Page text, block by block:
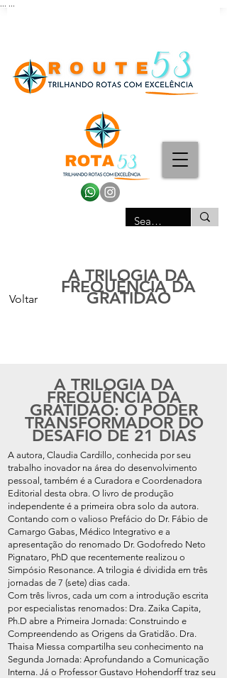
A TRILOGIA DA
FREQUÊNCIA DA
GRATIDÃO
Voltar
A TRILOGIA DA
FREQUÊNCIA DA
GRATIDÃO: O PODER
TRANSFORMADOR DO
DESAFIO DE 21 DIAS
A autora, Claudia Cardillo, conhecida por seu
trabalho inovador na área do desenvolvimento
pessoal, também é a Curadora e Coordenadora
Editorial desta obra. O livro de produção
independente é a primeira obra solo da autora.
Contando com o valioso Prefácio do Dr. Fábio de
Camargo Gabas, Médico Integrativo e a
apresentação do renomado Dr. Godofredo Neto
Pignataro, PhD que recentemente realizou o
Simpósio Resonance. A trilogia é dividida em três
jornadas de 7 (sete) dias cada.
Com três livros, cada um com a introdução escrita
por especialistas renomados: Dra. Zaika Capita,
Ph.D abre a Primeira Jornada: Construindo e
Compreendendo as Origens da Gratidão. Dra.
Thaisa Miessa compartilha seu conhecimento na
Segunda Jornada: Aprofundando a Comunicação
Interna. Já o Professor Gustavo Hohendorff traz seu